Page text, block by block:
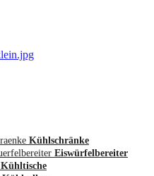
Kühlschränke
Eiswürfelbereiter
Kühltische